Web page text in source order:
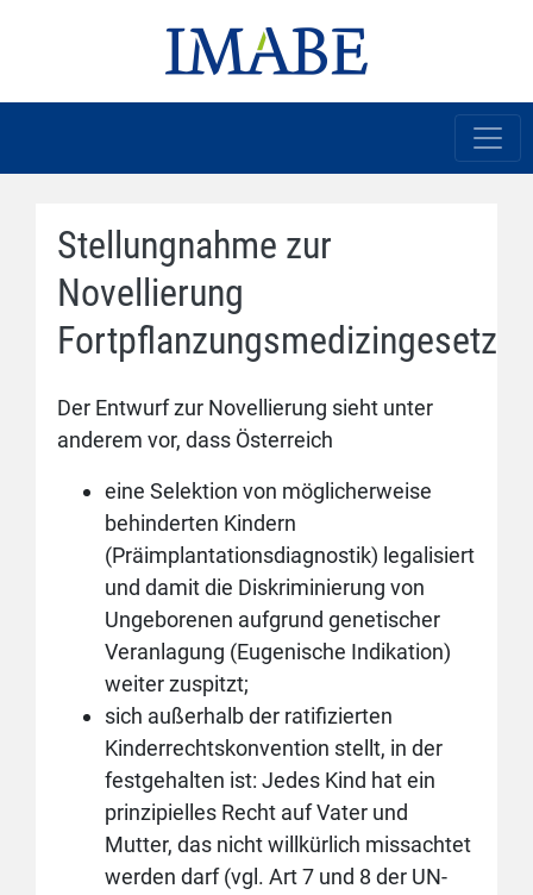
Stellungnahme zur
Novellierung
Fortpflanzungsmedizingesetz
Der Entwurf zur Novellierung sieht unter
anderem vor, dass Österreich
eine Selektion von möglicherweise
behinderten Kindern
(Präimplantationsdiagnostik) legalisiert
und damit die Diskriminierung von
Ungeborenen aufgrund genetischer
Veranlagung (Eugenische Indikation)
weiter zuspitzt;
sich außerhalb der ratifizierten
Kinderrechtskonvention stellt, in der
festgehalten ist: Jedes Kind hat ein
prinzipielles Recht auf Vater und
Mutter, das nicht willkürlich missachtet
werden darf (vgl. Art 7 und 8 der UN-